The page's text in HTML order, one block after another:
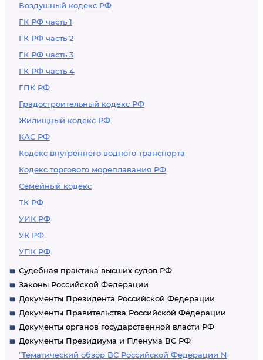
Воздушный кодекс РФ
ГК РФ часть 1
ГК РФ часть 2
ГК РФ часть 3
ГК РФ часть 4
ГПК РФ
Градостроительный кодекс РФ
Жилищный кодекс РФ
КАС РФ
Кодекс внутреннего водного транспорта
Кодекс торгового мореплавания РФ
Семейный кодекс
ТК РФ
УИК РФ
УК РФ
УПК РФ
Судебная практика высших судов РФ
Законы Российской Федерации
Документы Президента Российской Федерации
Документы Правительства Российской Федерации
Документы органов государственной власти РФ
Документы Президиума и Пленума ВС РФ
"Тематический обзор ВС Российской Федерации N